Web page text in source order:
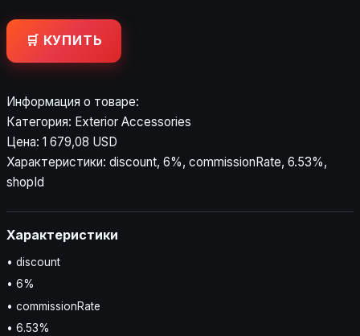
🛒 КУПИТЬ
Информация о товаре:
Категория: Exterior Accessories
Цена: 1 679,08 USD
Характеристики: discount, 6%, commissionRate, 6.53%,
shopId
Характеристики
• discount
• 6%
• commissionRate
• 6.53%